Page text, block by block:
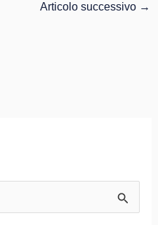
Articolo successivo →